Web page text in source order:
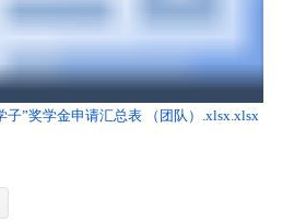
子”奖学金申请汇总表 （团队）.xlsx.xlsx